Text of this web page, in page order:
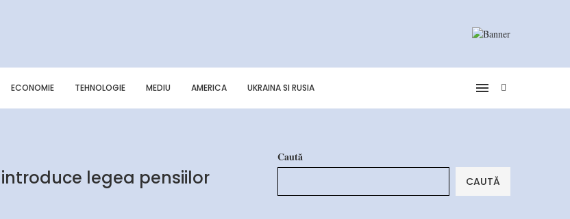
ECONOMIE TEHNOLOGIE MEDIU AMERICA UKRAINA SI RUSIA
legea pensiilor
Caută
CAUTĂ